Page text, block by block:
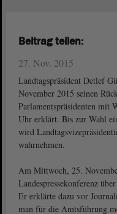
27. Nov. 2015
Landtagspräsident Detlef
November 2015 seinen
Parlamentspräsidenten mit
Uhr erklärt. Bis zur Wahl
wird
wahrnehmen.
Am Mittwoch, 25.
Landespressekonferenz
Er erklärte dazu vor
man für die Amtsführung
Beitrag teilen: